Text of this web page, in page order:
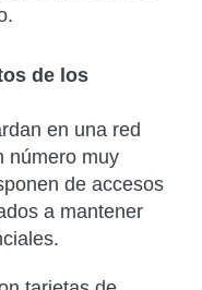
de los
en una red
número muy
de accesos
a mantener